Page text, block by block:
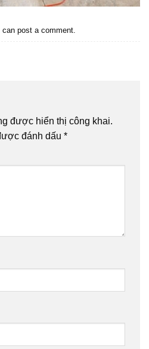
can post a comment.
được hiển thị công khai.
đánh dấu *